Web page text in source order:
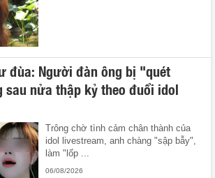
đùa: Người đàn ông bị "quét
sau nửa thập kỷ theo đuổi idol
Trông chờ tình cảm chân thành của
idol livestream, anh chàng "sập bẫy",
làm "lốp ...
06/08/2026